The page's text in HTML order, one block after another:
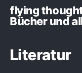
flying
Bücher und
Literatur